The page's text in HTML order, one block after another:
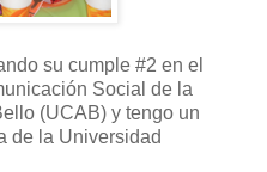
su cumple #2 en el
Social de la
(UCAB) y tengo un
de la Universidad